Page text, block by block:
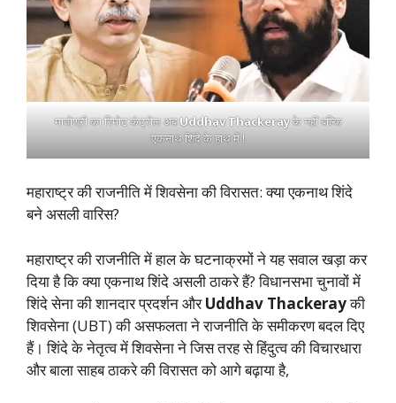
मातोश्री का रिमोट कंट्रोल अबUddhav Thackerayके नहीं बल्कि
एकनाथ शिंदे के हाथ में !
महाराष्ट्र की राजनीति में शिवसेना की विरासत: क्या एकनाथ शिंदे
बने असली वारिस?
महाराष्ट्र की राजनीति में हाल के घटनाक्रमों ने यह सवाल खड़ा कर
दिया है कि क्या एकनाथ शिंदे असली ठाकरे हैं? विधानसभा चुनावों में
शिंदे सेना की शानदार प्रदर्शन औरUddhav Thackerayकी
शिवसेना (UBT) की असफलता ने राजनीति के समीकरण बदल दिए
हैं। शिंदे के नेतृत्व में शिवसेना ने जिस तरह से हिंदुत्व की विचारधारा
और बाला साहब ठाकरे की विरासत को आगे बढ़ाया है,